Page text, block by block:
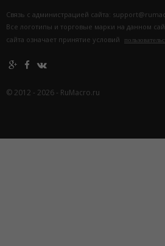
Связь с администрацией сайта:
Все логотипы и торговые марки на данном
сайта означает принятие условий
© 2012 - 2026 - RuMacro.ru